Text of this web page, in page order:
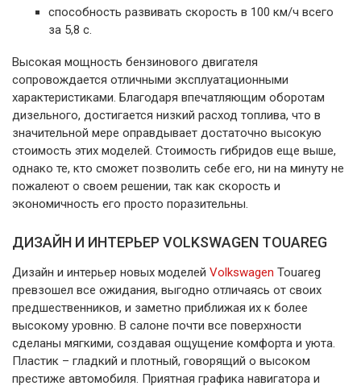
способность развивать скорость в 100 км/ч всего
за 5,8 с.
Высокая мощность бензинового двигателя
сопровождается отличными эксплуатационными
характеристиками. Благодаря впечатляющим оборотам
дизельного, достигается низкий расход топлива, что в
значительной мере оправдывает достаточно высокую
стоимость этих моделей. Стоимость гибридов еще выше,
однако те, кто сможет позволить себе его, ни на минуту не
пожалеют о своем решении, так как скорость и
экономичность его просто поразительны.
ДИЗАЙН И ИНТЕРЬЕР VOLKSWAGEN TOUAREG
Дизайн и интерьер новых моделей Volkswagen Touareg
превзошел все ожидания, выгодно отличаясь от своих
предшественников, и заметно приближая их к более
высокому уровню. В салоне почти все поверхности
сделаны мягкими, создавая ощущение комфорта и уюта.
Пластик – гладкий и плотный, говорящий о высоком
престиже автомобиля. Приятная графика навигатора и